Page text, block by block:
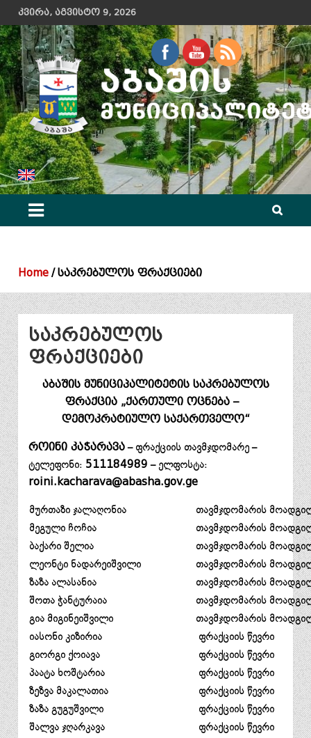
to
content
კვირა, აგვისტო 9, 2026
აბაშის მუნიციპალიტეტის მერიის ოფიციალური ვებ გვერდი
Home საკრებულოს ფრაქციები
საკრებულოს
ფრაქციები
აბაშის მუნიციპალიტეტის საკრებულოს
ფრაქცია „ქართული ოცნება –
დემოკრატიულო საქართველო“
როინი კაჭარავა– ფრაქციის თავმჯდომარე –
ტელეფონი: 511184989 – ელფოსტა:
roini.kacharava@abasha.gov.ge
მურთაზი ჯალაღონია
თავმჯდომარის
მეგული ჩოჩია
თავმჯდომარის
ბაქარი შელია
თავმჯდომარის
ლეონტი ნადარეიშვილი
თავმჯდომარის
ზაზა ალასანია
თავმჯდომარის
შოთა ჭანტურაია
თავმჯდომარის
გია მიგინეიშვილი
თავმჯდომარის
იასონი კიზირია
ფრაქციის წევრი
გიორგი ქოიავა
ფრაქციის წევრი
პაატა ხოშტარია
ფრაქციის წევრი
ზეზვა მაკალათია
ფრაქციის წევრი
ზაზა გუგუშვილი
ფრაქციის წევრი
შალვა ჯღარკავა
ფრაქციის წევრი